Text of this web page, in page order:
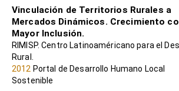
Vinculación de Territorios Rurales a
Mercados Dinámicos. Crecimiento
Mayor Inclusión.
RIMISP. Centro Latinoaméricano para el
Rural.
2012 Portal de Desarrollo Humano Local
Sostenible